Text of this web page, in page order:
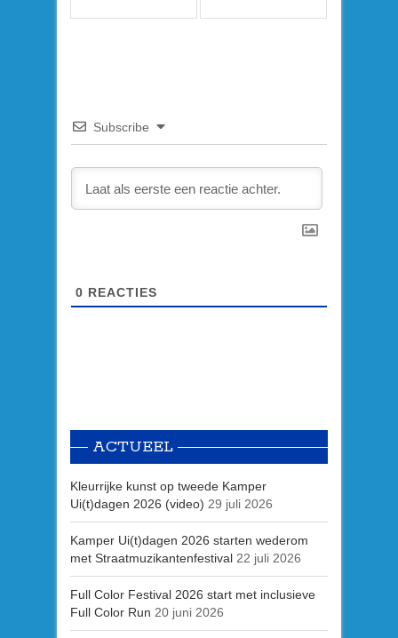
Subscribe
0 REACTIES
ACTUEEL
Kleurrijke kunst op tweede Kamper
Ui(t)dagen 2026 (video) 29 juli 2026
Kamper Ui(t)dagen 2026 starten wederom
met Straatmuzikantenfestival 22 juli 2026
Full Color Festival 2026 start met inclusieve
Full Color Run 20 juni 2026